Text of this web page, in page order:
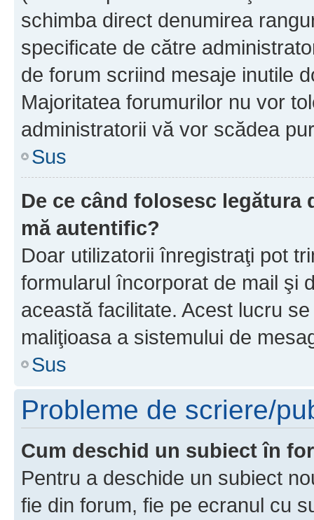
schimba direct denumirea
specificate de către
de forum scriind mesaje inutile
Majoritatea forumurilor nu vor
administratorii vă vor scădea
Sus
De ce când folosesc
mă autentific?
Doar utilizatorii înregistraţi pot
formularul încorporat de mail şi
această facilitate. Acest lucru
maliţioasa a sistemului de
Sus
Probleme de scriere/
Cum deschid un subiect în
Pentru a deschide un subiect
fie din forum, fie pe ecranul cu